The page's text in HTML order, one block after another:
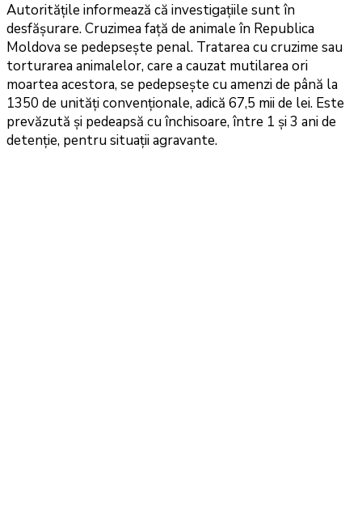
Autoritățile informează că investigațiile sunt în
desfășurare. Cruzimea față de animale în Republica
Moldova se pedepsește penal. Tratarea cu cruzime sau
torturarea animalelor, care a cauzat mutilarea ori
moartea acestora, se pedepsește cu amenzi de până la
1350 de unități convenționale, adică 67,5 mii de lei. Este
prevăzută și pedeapsă cu închisoare, între 1 și 3 ani de
detenție, pentru situații agravante.